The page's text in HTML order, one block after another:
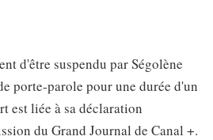
d'être suspendu par Ségolène
porte-parole pour une durée d'un
est liée à sa déclaration
du Grand Journal de Canal +.